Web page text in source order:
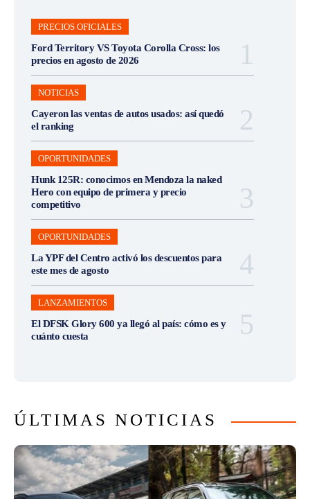
PRECIOS OFICIALES
Ford Territory VS Toyota Corolla Cross: los
precios en agosto de 2026
NOTICIAS
Cayeron las ventas de autos usados: así quedó
el ranking
OPORTUNIDADES
Hunk 125R: conocimos en Mendoza la naked
Hero con equipo de primera y precio
competitivo
OPORTUNIDADES
La YPF del Centro activó los descuentos para
este mes de agosto
LANZAMIENTOS
El DFSK Glory 600 ya llegó al país: cómo es y
cuánto cuesta
ÚLTIMAS NOTICIAS